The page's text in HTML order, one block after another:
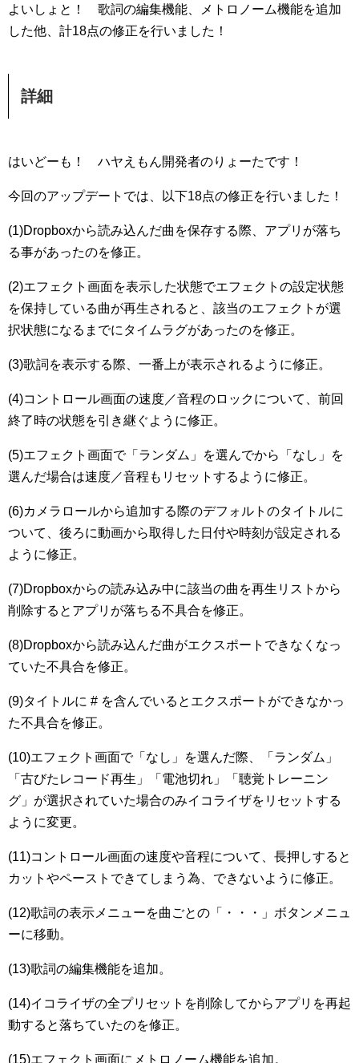
よいしょと！ 歌詞の編集機能、メトロノーム機能を追加
した他、計18点の修正を行いました！
詳細
はいどーも！ ハヤえもん開発者のりょーたです！
今回のアップデートでは、以下18点の修正を行いました！
(1)Dropboxから読み込んだ曲を保存する際、アプリが落ち
る事があったのを修正。
(2)エフェクト画面を表示した状態でエフェクトの設定状態
を保持している曲が再生されると、該当のエフェクトが選
択状態になるまでにタイムラグがあったのを修正。
(3)歌詞を表示する際、一番上が表示されるように修正。
(4)コントロール画面の速度／音程のロックについて、前回
終了時の状態を引き継ぐように修正。
(5)エフェクト画面で「ランダム」を選んでから「なし」を
選んだ場合は速度／音程もリセットするように修正。
(6)カメラロールから追加する際のデフォルトのタイトルに
ついて、後ろに動画から取得した日付や時刻が設定される
ように修正。
(7)Dropboxからの読み込み中に該当の曲を再生リストから
削除するとアプリが落ちる不具合を修正。
(8)Dropboxから読み込んだ曲がエクスポートできなくなっ
ていた不具合を修正。
(9)タイトルに # を含んでいるとエクスポートができなかっ
た不具合を修正。
(10)エフェクト画面で「なし」を選んだ際、「ランダム」
「古びたレコード再生」「電池切れ」「聴覚トレーニン
グ」が選択されていた場合のみイコライザをリセットする
ように変更。
(11)コントロール画面の速度や音程について、長押しすると
カットやペーストできてしまう為、できないように修正。
(12)歌詞の表示メニューを曲ごとの「・・・」ボタンメニュ
ーに移動。
(13)歌詞の編集機能を追加。
(14)イコライザの全プリセットを削除してからアプリを再起
動すると落ちていたのを修正。
(15)エフェクト画面にメトロノーム機能を追加。